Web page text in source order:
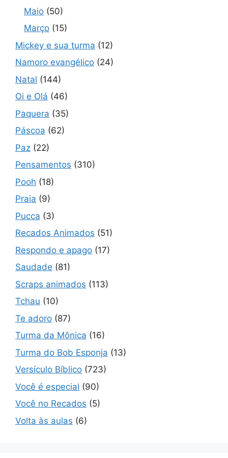
Maio (50)
Março (15)
Mickey e sua turma (12)
Namoro evangélico (24)
Natal (144)
Oi e Olá (46)
Paquera (35)
Páscoa (62)
Paz (22)
Pensamentos (310)
Pooh (18)
Praia (9)
Pucca (3)
Recados Animados (51)
Respondo e apago (17)
Saudade (81)
Scraps animados (113)
Tchau (10)
Te adoro (87)
Turma da Mônica (16)
Turma do Bob Esponja (13)
Versículo Bíblico (723)
Você é especial (90)
Você no Recados (5)
Volta às aulas (6)